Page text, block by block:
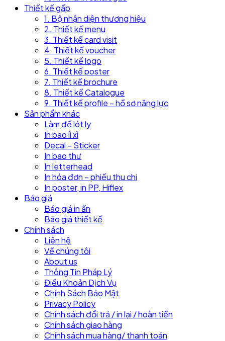
Thiết kế gấp
1. Bộ nhận diện thương hiệu
2. Thiết kế menu
3. Thiết kế card visit
4. Thiết kế voucher
5. Thiết kế logo
6. Thiết kế poster
7. Thiết kế brochure
8. Thiết kế Catalogue
9. Thiết kế profile – hồ sơ năng lực
Sản phẩm khác
Làm đế lót ly
In bao lì xì
Decal – Sticker
In bao thư
In letterhead
In hóa đơn – phiếu thu chi
In poster, in PP, Hiflex
Báo giá
Báo giá in ấn
Báo giá thiết kế
Chính sách
Liên hệ
Về chúng tôi
About us
Thông Tin Pháp Lý
Điều Khoản Dịch Vụ
Chính Sách Bảo Mật
Privacy Policy
Chính sách đổi trả / in lại / hoàn tiền
Chính sách giao hàng
Chính sách mua hàng/ thanh toán